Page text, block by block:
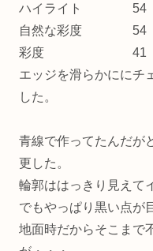
ハイライト 54
自然な彩度 54
彩度 41
エッジを滑らかににチ
した。
青線で作ってたんだが
更した。
輪郭ははっきり見えて
でもやっぱり黒い点が
地面時だからそこまで